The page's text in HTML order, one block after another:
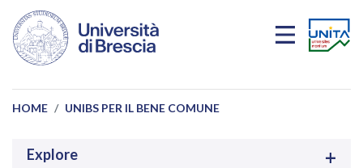
Salta al contenuto principale
HOME UNIBS PER IL BENE COMUNE
Explore